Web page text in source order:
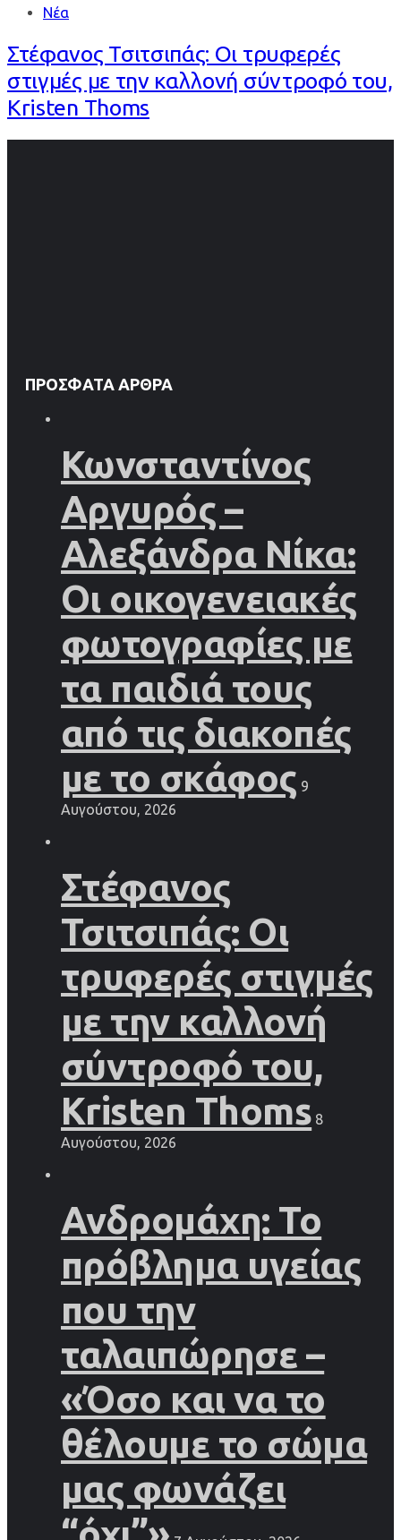
Νέα
Στέφανος Τσιτσιπάς: Οι τρυφερές
στιγμές με την καλλονή σύντροφό του,
Kristen Thoms
ΠΡΌΣΦΑΤΑ ΆΡΘΡΑ
Κωνσταντίνος
Αργυρός –
Αλεξάνδρα Νίκα:
Οι οικογενειακές
φωτογραφίες με
τα παιδιά τους
από τις διακοπές
με το σκάφος 9
Αυγούστου, 2026
Στέφανος
Τσιτσιπάς: Οι
τρυφερές στιγμές
με την καλλονή
σύντροφό του,
Kristen Thoms 8
Αυγούστου, 2026
Ανδρομάχη: Το
πρόβλημα υγείας
που την
ταλαιπώρησε –
«Όσο και να το
θέλουμε το σώμα
μας φωνάζει